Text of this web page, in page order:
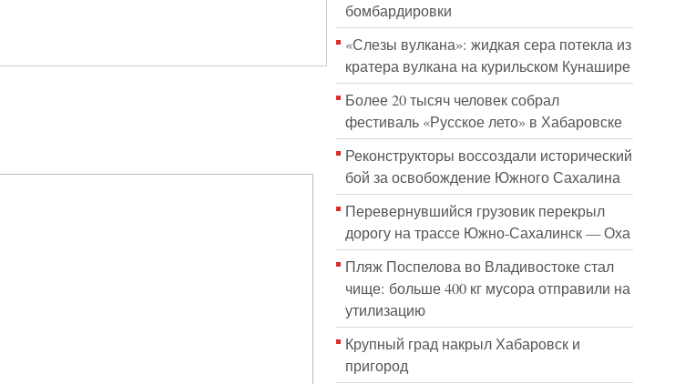
бомбардировки
«Слезы вулкана»: жидкая сера потекла из
кратера вулкана на курильском Кунашире
Более 20 тысяч человек собрал
фестиваль «Русское лето» в Хабаровске
Реконструкторы воссоздали исторический
бой за освобождение Южного Сахалина
Перевернувшийся грузовик перекрыл
дорогу на трассе Южно-Сахалинск — Оха
Пляж Поспелова во Владивостоке стал
чище: больше 400 кг мусора отправили на
утилизацию
Крупный град накрыл Хабаровск и
пригород